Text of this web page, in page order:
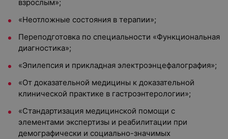
взрослым»;
«Неотложные состояния в терапии»;
Переподготовка по специальности «Функциональная
диагностика»;
«Эпилепсия и прикладная электроэнцефалография»;
«От доказательной медицины к доказательной
клинической практике в гастроэнтерологии»;
«Стандартизация медицинской помощи с
элементами экспертизы и реабилитации при
демографически и социально-значимых